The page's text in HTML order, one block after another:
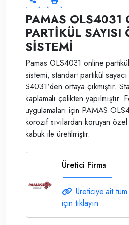
PAMAS OLS4031
PARTİKÜL SAYISI
SİSTEMİ
Pamas OLS4031 online
sistemi, standart partikül
S4031'den ortaya çıkmıştır.
kaplamalı çelikten yapılmıştır.
uygulamaları için PAMAS
korozif sıvılardan koruyan
kabuk ile üretilmiştir.
Üretici Firma
Üreticiye ait
için tıklayın